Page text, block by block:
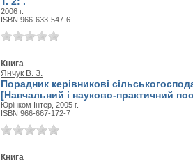
2006 г.
ISBN 966-633-547-6
Книга
Янчук В. З.
Порадник керівникові
[Навчальний і науково-практичний
Юрінком Інтер, 2005 г.
ISBN 966-667-172-7
Книга